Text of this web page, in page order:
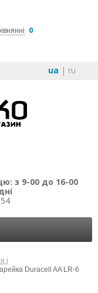
0
ua | ru
з 9-00 до 16-00
і
Duracell AA LR-6